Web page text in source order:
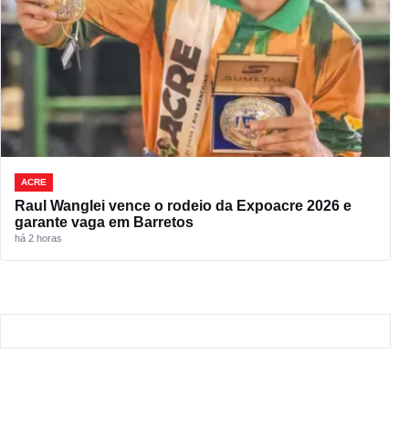
ACRE
Raul Wanglei vence o rodeio da Expoacre 2026 e
garante vaga em Barretos
há 2 horas